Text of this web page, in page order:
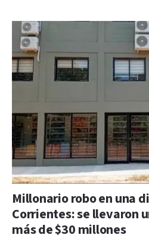
Millonario robo en una
Corrientes: se llevaron
más de $30 millones